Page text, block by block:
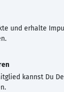
und erhalte
kannst Du